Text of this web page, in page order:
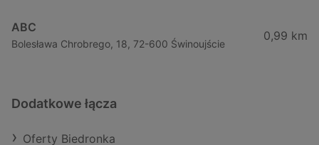
ABC
Bolesława Chrobrego, 18, 72-600 Świnoujście
0,99 km
Dodatkowe łącza
Oferty Biedronka